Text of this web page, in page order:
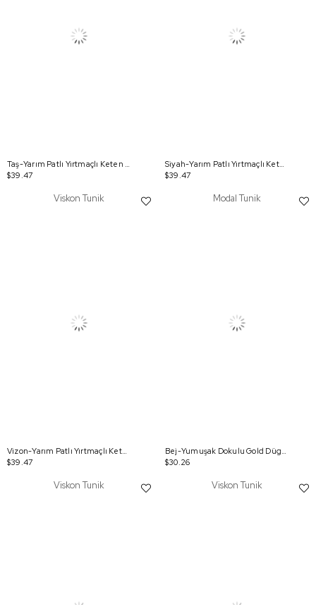
Taş-Yarım Patlı Yırtmaçlı Keten Tunik
$39.47
Siyah-Yarım Patlı Yırtmaçlı Keten Tunik
$39.47
Viskon Tunik
Vizon-Yarım Patlı Yırtmaçlı Keten Tunik
$39.47
Modal Tunik
Bej-Yumuşak Dokulu Gold Dügmeli Sweatshirt
$30.26
Viskon Tunik Viskon Tunik